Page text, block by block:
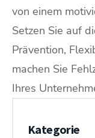
von einem
Setzen Sie auf
Prävention,
machen Sie
Ihres
Kategorie